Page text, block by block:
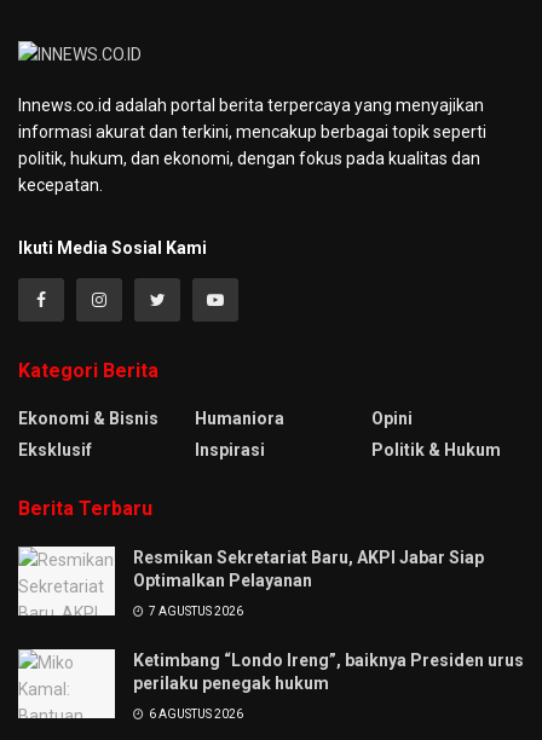
Innews.co.id adalah portal berita terpercaya yang menyajikan
informasi akurat dan terkini, mencakup berbagai topik seperti
politik, hukum, dan ekonomi, dengan fokus pada kualitas dan
kecepatan.
Ikuti Media Sosial Kami
Kategori Berita
Ekonomi & Bisnis
Eksklusif
Humaniora
Inspirasi
Opini
Politik & Hukum
Berita Terbaru
Resmikan Sekretariat Baru, AKPI Jabar Siap
Optimalkan Pelayanan
7 AGUSTUS 2026
Ketimbang “Londo Ireng”, baiknya Presiden urus
perilaku penegak hukum
6 AGUSTUS 2026